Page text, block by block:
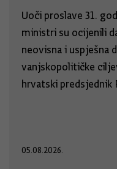
Uoči proslave 31.
ministri su ocijenili
neovisna i uspješna
vanjskopolitičke
hrvatski predsjednik
05.08.2026.